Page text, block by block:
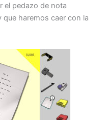
el pedazo de nota
haremos caer con la